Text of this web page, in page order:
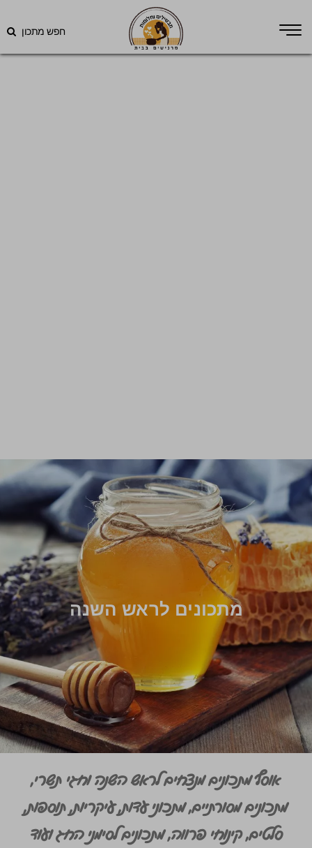
חפש מתכון
מתכונים לראש השנה
אוסף מתכונים מנצחים לראש השנה וחגי תשרי,
מתכונים מסורתיים, מתכוני עדות, עיקריות, תוספות,
סלטים, קינוחי פרווה, מתכונים לסימני החג ועוד